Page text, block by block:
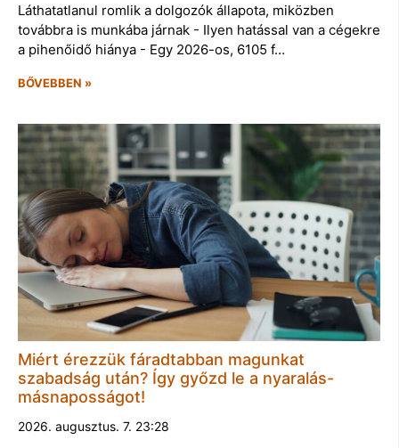
Láthatatlanul romlik a dolgozók állapota, miközben
továbbra is munkába járnak - Ilyen hatással van a cégekre
a pihenőidő hiánya - Egy 2026-os, 6105 f…
BŐVEBBEN »
Miért érezzük fáradtabban magunkat
szabadság után? Így győzd le a nyaralás-
másnaposságot!
2026. augusztus. 7. 23:28